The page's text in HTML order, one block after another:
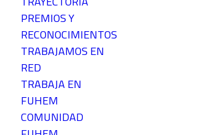
PREMIOS Y
RECONOCIMIENTOS
TRABAJAMOS EN
RED
TRABAJA EN
FUHEM
COMUNIDAD